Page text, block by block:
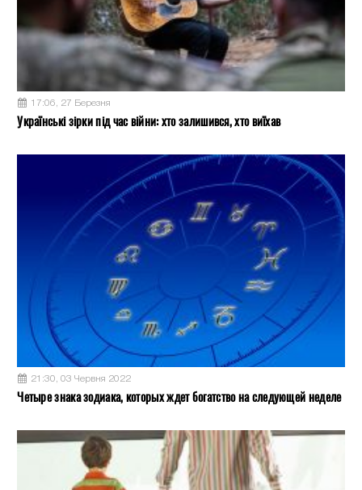
17:06, 27 Березня
Українські зірки під час війни: хто залишився, хто виїхав
21:30, 03 Червня 2022
Четыре знака зодиака, которых ждет богатство на следующей неделе